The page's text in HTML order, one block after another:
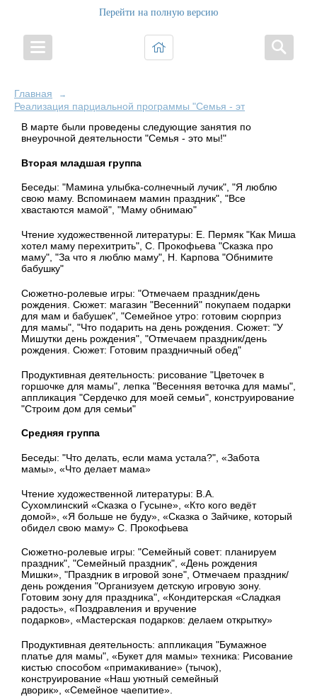
Перейти на полную версию
Главная →
Реализация парциальной программы "Семья - это Мы!"
В марте были проведены следующие занятия по
внеурочной деятельности "Семья - это мы!"
Вторая младшая группа
Беседы: "Мамина улыбка-солнечный лучик", "Я люблю
свою маму. Вспоминаем мамин праздник", "Все
хвастаются мамой", "Маму обнимаю"
Чтение художественной литературы: Е. Пермяк "Как Миша
хотел маму перехитрить", С. Прокофьева "Сказка про
маму", "За что я люблю маму", Н. Карпова "Обнимите
бабушку"
Сюжетно-ролевые игры: "Отмечаем праздник/день
рождения. Сюжет: магазин "Весенний" покупаем подарки
для мам и бабушек", "Семейное утро: готовим сюрприз
для мамы", "Что подарить на день рождения. Сюжет: "У
Мишутки день рождения", "Отмечаем праздник/день
рождения. Сюжет: Готовим праздничный обед"
Продуктивная деятельность: рисование "Цветочек в
горшочке для мамы", лепка "Весенняя веточка для мамы",
аппликация "Сердечко для моей семьи", конструирование
"Строим дом для семьи"
Средняя группа
Беседы: "Что делать, если мама устала?", «Забота
мамы», «Что делает мама»
Чтение художественной литературы: В.А.
Сухомлинский «Сказка о Гусыне», «Кто кого ведёт
домой», «Я больше не буду», «Сказка о Зайчике, который
обидел свою маму» С. Прокофьева
Сюжетно-ролевые игры: "Семейный совет: планируем
праздник", "Семейный праздник", «День рождения
Мишки», "Праздник в игровой зоне", Отмечаем праздник/
день рождения "Организуем детскую игровую зону.
Готовим зону для праздника", «Кондитерская «Сладкая
радость», «Поздравления и вручение
подарков», «Мастерская подарков: делаем открытку»
Продуктивная деятельность: аппликация "Бумажное
платье для мамы", «Букет для мамы» техника: Рисование
кистью способом «примакивание» (тычок),
конструирование «Наш уютный семейный
дворик», «Семейное чаепитие».